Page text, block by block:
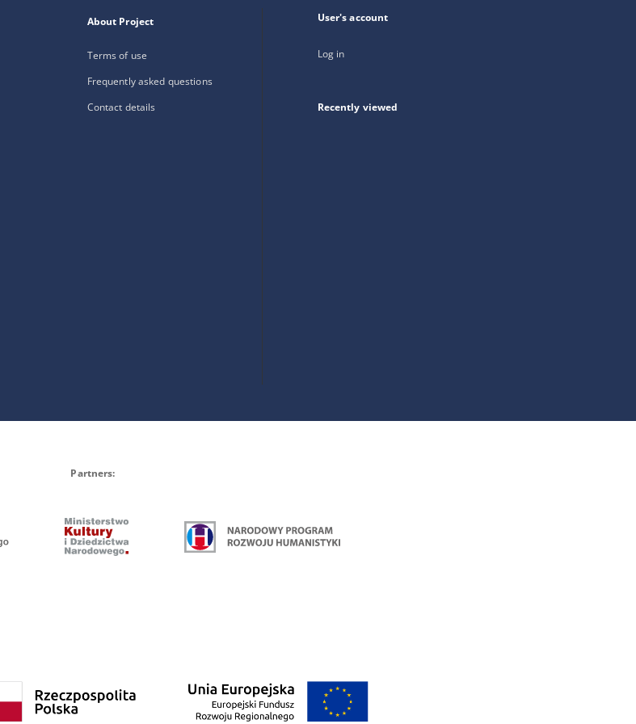
About Project
Terms of use
Frequently asked questions
Contact details
User's account
Log in
Recently viewed
Partners: